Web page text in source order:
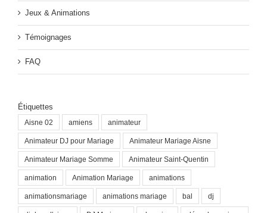
Jeux & Animations
Témoignages
FAQ
Étiquettes
Aisne 02 amiens animateur
Animateur DJ pour Mariage Animateur Mariage Aisne
Animateur Mariage Somme Animateur Saint-Quentin
animation Animation Mariage animations
animationsmariage animations mariage bal dj